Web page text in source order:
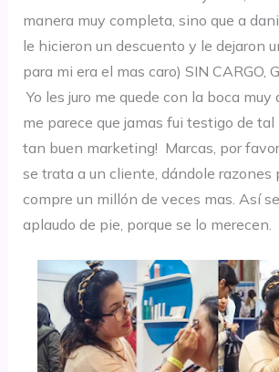
manera muy completa, sino que a
le hicieron un descuento y le dejaron
para mi era el mas caro) SIN CARGO,
Yo les juro me quede con la boca muy
me parece que jamas fui testigo de
tan buen marketing! Marcas, por
se trata a un cliente, dándole razones
compre un millón de veces mas. Así
aplaudo de pie, porque se lo merecen.